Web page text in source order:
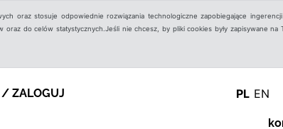
oraz stosuje odpowiednie rozwiązania technologiczne zapobiegające
do celów statystycznych.Jeśli nie chcesz, by pliki cookies były zapisywane na
/ ZALOGUJ PL EN